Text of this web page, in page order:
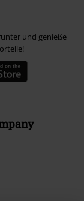
und genieße